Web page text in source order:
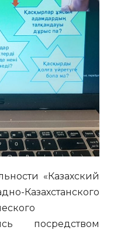
«Казахский
Казахстанского
посредством